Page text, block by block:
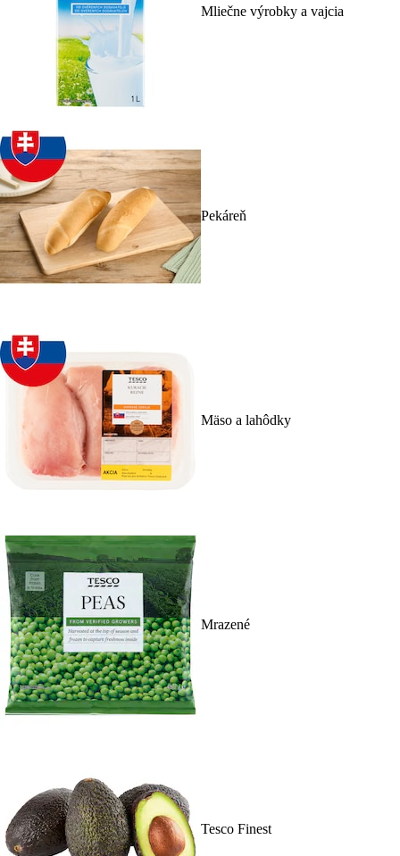
Mliečne výrobky a vajcia
Pekáreň
Mäso a lahôdky
Mrazené
Tesco Finest